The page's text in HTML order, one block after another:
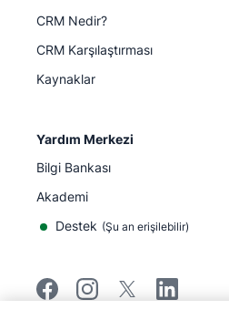
CRM Nedir?
CRM Karşılaştırması
Kaynaklar
Yardım Merkezi
Bilgi Bankası
Akademi
Destek (Şu an erişilebilir)